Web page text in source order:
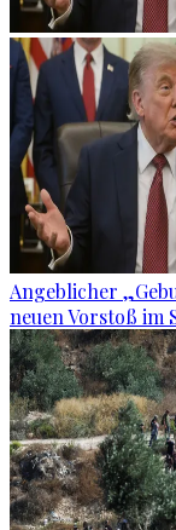
Angeblicher
neuen Vorstoß im